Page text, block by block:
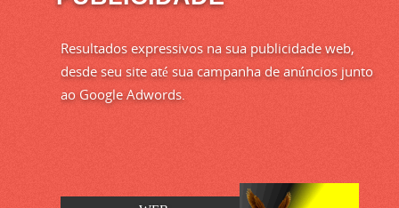
Resultados expressivos na sua publicidade web,
desde seu site até sua campanha de anúncios junto
ao Google Adwords.